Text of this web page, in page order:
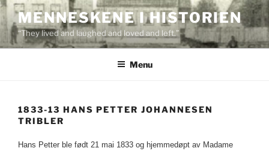
Skip
to
content
MENNESKENE I HISTORIEN
“They lived and laughed and loved and left.”
Menu
1833-13 HANS PETTER JOHANNESEN
TRIBLER
Hans Petter ble født 21 mai 1833 og hjemmedøpt av Madame